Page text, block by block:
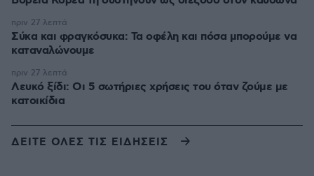
Σύκα και φραγκόσυκα: Τα οφέλη και πόσα μπορούμε να
καταναλώνουμε
πριν 27 λεπτά
Λευκό ξίδι: Οι 5 σωτήριες χρήσεις του όταν ζούμε με
κατοικίδια
πριν 27 λεπτά
ΔΕΙΤΕ ΟΛΕΣ ΤΙΣ ΕΙΔΗΣΕΙΣ